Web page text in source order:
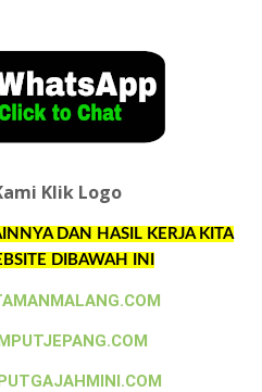
Klik Logo
DAN HASIL KERJA KITA
DIBAWAH INI